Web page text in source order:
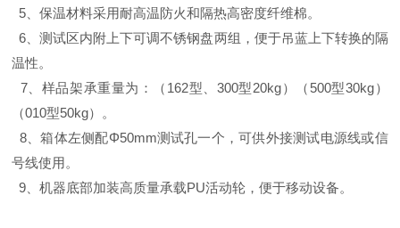
5、保温材料采用耐高温防火和隔热高密度纤维棉。
6、测试区内附上下可调不锈钢盘两组，便于吊蓝上下转换的隔
温性。
7、样品架承重量为：（162型、300型20kg）（500型30kg）
（010型50kg）。
8、箱体左侧配Φ50mm测试孔一个，可供外接测试电源线或信
号线使用。
9、机器底部加装高质量承载PU活动轮，便于移动设备。